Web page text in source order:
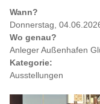
Wann?
Donnerstag,
Wo genau?
Anleger Außenhafen
Kategorie:
Ausstellungen